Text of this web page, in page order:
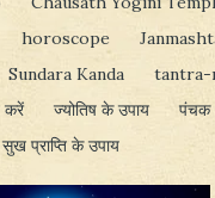
horoscope
Sundara Kanda tantra-
करें ज्‍योतिष के उपाय पंचक
सुख प्राप्ति के उपाय